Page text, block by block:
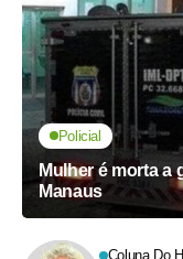
Policial
Mulher é morta a
Manaus
Coluna Do